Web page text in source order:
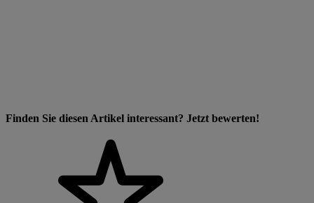
Finden Sie diesen Artikel interessant? Jetzt bewerten!